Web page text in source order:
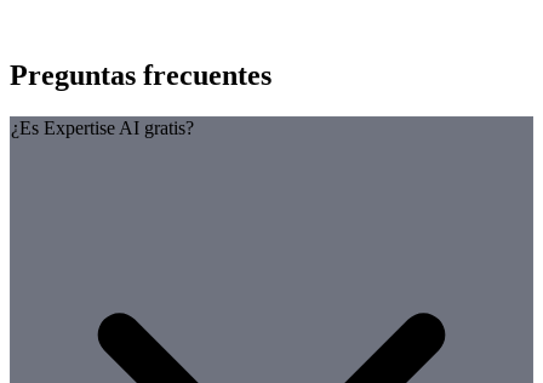
Preguntas frecuentes
¿Es Expertise AI gratis?